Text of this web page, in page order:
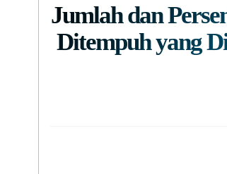
Jumlah dan
Ditempuh yang